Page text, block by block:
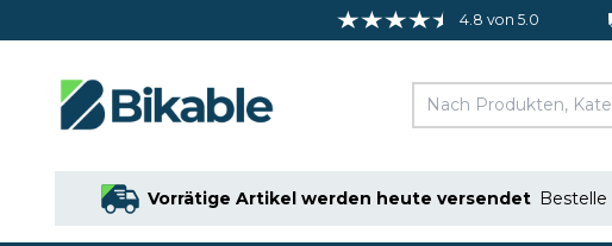
4.8 von 5.0
Vorrätige Artikel werden heute versendet Bestelle